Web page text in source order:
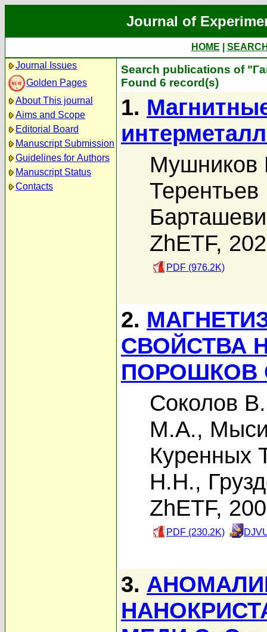
Journal of
HOME
Journal Issues
Golden Pages
About This journal
Aims and Scope
Editorial Board
Manuscript Submission
Guidelines for Authors
Manuscript Status
Contacts
Search publications of
Found 6 record(s)
1.
Мушников
ZhETF,
PDF (976.2K)
2.
СВОЙСТВА
ПОРОШКОВ
Соколов
М.А.,
Куренных
Н.Н.,
ZhETF,
PDF (230.2K)
3.